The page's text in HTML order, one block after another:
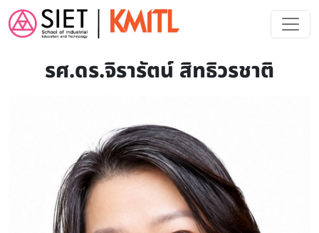
Skip to main content
รศ.ดร.จิรารัตน์ สิทธิวรชาติ